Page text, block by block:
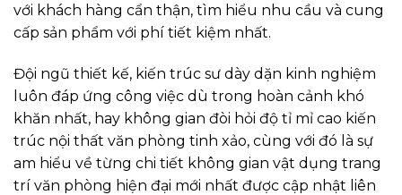
với khách hàng cẩn thận, tìm hiểu nhu cầu và cung
cấp sản phẩm với phí tiết kiệm nhất.
Đội ngũ thiết kế, kiến trúc sư dày dặn kinh nghiệm
luôn đáp ứng công việc dù trong hoàn cảnh khó
khăn nhất, hay không gian đòi hỏi độ tỉ mỉ cao kiến
trúc nội thất văn phòng tinh xảo, cùng với đó là sự
am hiểu về từng chi tiết không gian vật dụng trang
trí văn phòng hiện đại mới nhất được cập nhật liên